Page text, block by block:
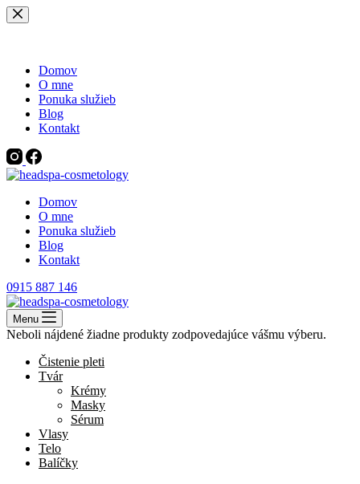
Skip
to
Domov
O mne
Ponuka služieb
Blog
Kontakt
Domov
O mne
Ponuka služieb
Blog
Kontakt
0915 887 146
Menu
Neboli nájdené žiadne produkty zodpovedajúce vášmu výberu.
Čistenie pleti
Tvár
Krémy
Masky
Sérum
Vlasy
Telo
Balíčky